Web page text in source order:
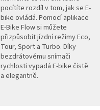
pocítíte rozdíl v tom, jak se E-
bike ovládá. Pomocí aplikace
E-Bike Flow si můžete
přizpůsobit jízdní režimy Eco,
Tour, Sport a Turbo. Díky
bezdrátovému snímači
rychlosti vypadá E-bike čistě
a elegantně.